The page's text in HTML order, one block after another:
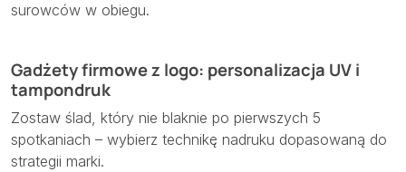
surowców w obiegu.
Gadżety firmowe z logo: personalizacja UV i
tampondruk
Zostaw ślad, który nie blaknie po pierwszych 5
spotkaniach – wybierz technikę nadruku dopasowaną do
strategii marki.